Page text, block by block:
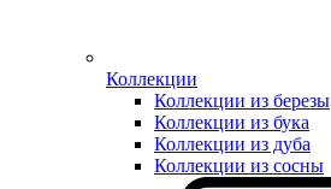
Коллекции
Коллекции из березы
Коллекции из бука
Коллекции из дуба
Коллекции из сосны